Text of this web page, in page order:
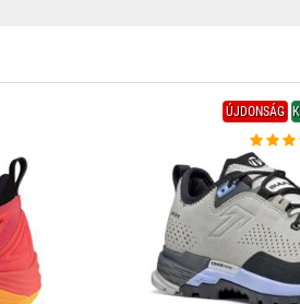
ÚJDONSÁG